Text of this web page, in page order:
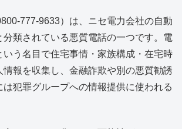
777-9633）は、ニセ電力会社の自動
分類されている悪質電話の一つです。電
いう名目で住宅事情・家族構成・在宅時
情報を収集し、金融詐欺や別の悪質勧誘
犯罪グループへの情報提供に使われる